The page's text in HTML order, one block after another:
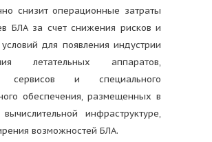
снизит операционные затраты
БЛА за счет снижения рисков и
для появления индустрии
летательных аппаратов,
сервисов и специального
обеспечения, размещенных в
инфраструктуре,
возможностей БЛА.